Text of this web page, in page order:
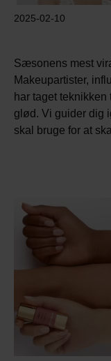
2025-02-10
Sæsonens mest
Makeupartister,
har taget
glød. Vi guider dig
skal bruge for at